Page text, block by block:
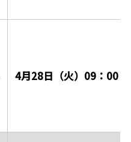
4月28日（火）09：00